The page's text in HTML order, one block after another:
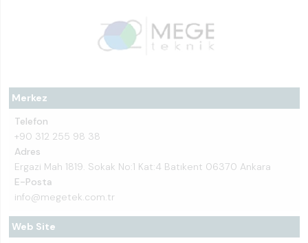
Merkez
Telefon
+90 312 255 98 38
Adres
Ergazi Mah 1819. Sokak No:1 Kat:4 Batıkent 06370 Ankara
E-Posta
info@megetek.com.tr
Web Site